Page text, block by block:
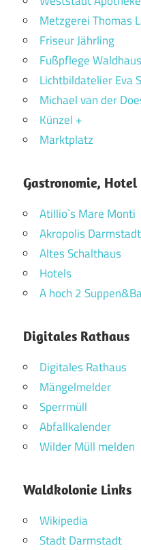
Metzgerei Thomas
Friseur Jährling
Fußpflege Waldhaus
Lichtbildatelier Eva
Michael van der
Künzel +
Marktplatz
Gastronomie, Hotel
Atillio`s Mare Monti
Akropolis Darmstadt
Altes Schalthaus
Hotels
A hoch 2
Digitales Rathaus
Digitales Rathaus
Mängelmelder
Sperrmüll
Abfallkalender
Wilder Müll melden
Waldkolonie Links
Wikipedia
Stadt Darmstadt